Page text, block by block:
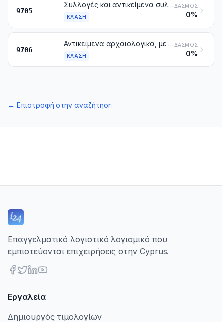
9705
Συλλογές και αντικείμενα συλλογών αρχαιολογικού, εθνογραφικού, ιστορικού, ζωολογικού, βοτανολογικού, ορυκτολογικού, ανατομικού, παλαιοντολογικού ή νομισματικού ενδιαφέροντος
ΚΛΆΣΗ
ΔΑΣΜΌΣ
0%
9706
Αντικείμενα αρχαιολογικά, με ηλικία ανώτερη των 100 ετών
ΚΛΆΣΗ
ΔΑΣΜΌΣ
0%
← Επιστροφή στην αναζήτηση
Επαγγελματικό λογιστικό λογισμικό που
εμπιστεύονται επιχειρήσεις στην Cyprus.
Εργαλεία
Δημιουργός τιμολογίων